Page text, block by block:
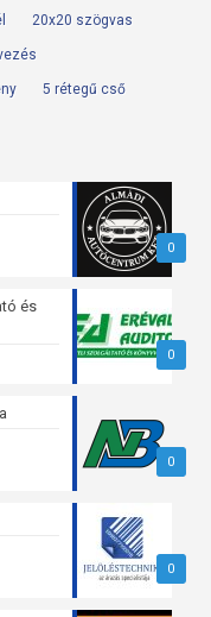
20x20 szögvas
5 rétegű cső
0
0
és
0
0